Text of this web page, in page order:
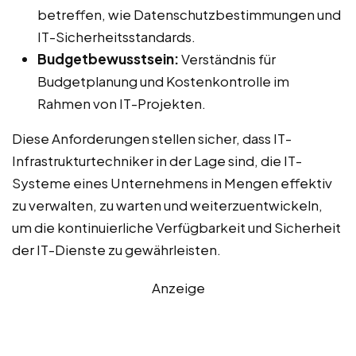
betreffen, wie Datenschutzbestimmungen und
IT-Sicherheitsstandards.
Budgetbewusstsein:Verständnis für
Budgetplanung und Kostenkontrolle im
Rahmen von IT-Projekten.
Diese Anforderungen stellen sicher, dass IT-
Infrastrukturtechniker in der Lage sind, die IT-
Systeme eines Unternehmens in Mengen effektiv
zu verwalten, zu warten und weiterzuentwickeln,
um die kontinuierliche Verfügbarkeit und Sicherheit
der IT-Dienste zu gewährleisten.
Anzeige